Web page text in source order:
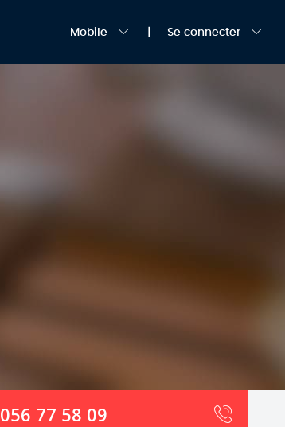
Mobile Se connecter
056 77 58 09